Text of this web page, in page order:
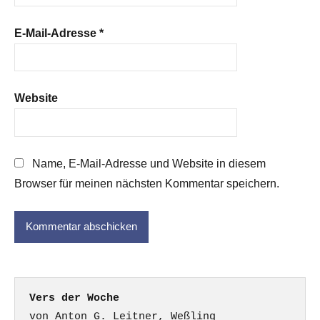
E-Mail-Adresse *
Website
Name, E-Mail-Adresse und Website in diesem
Browser für meinen nächsten Kommentar speichern.
Vers der Woche